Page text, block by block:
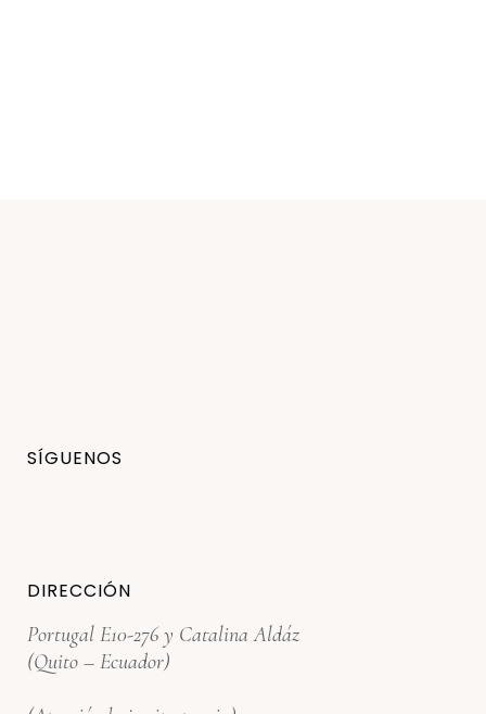
SÍGUENOS
DIRECCIÓN
Portugal E10-276 y Catalina Aldáz
(Quito – Ecuador)